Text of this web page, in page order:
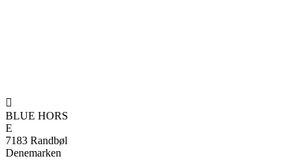

BLUE HORS
E
7183 Randbøl
Denemarken